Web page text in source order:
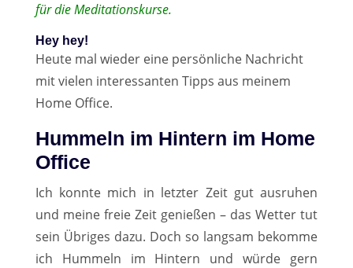
für die Meditationskurse.
Hey hey!
Heute mal wieder eine persönliche Nachricht
mit vielen interessanten Tipps aus meinem
Home Office.
Hummeln im Hintern im Home
Office
Ich konnte mich in letzter Zeit gut ausruhen
und meine freie Zeit genießen – das Wetter tut
sein Übriges dazu. Doch so langsam bekomme
ich Hummeln im Hintern und würde gern